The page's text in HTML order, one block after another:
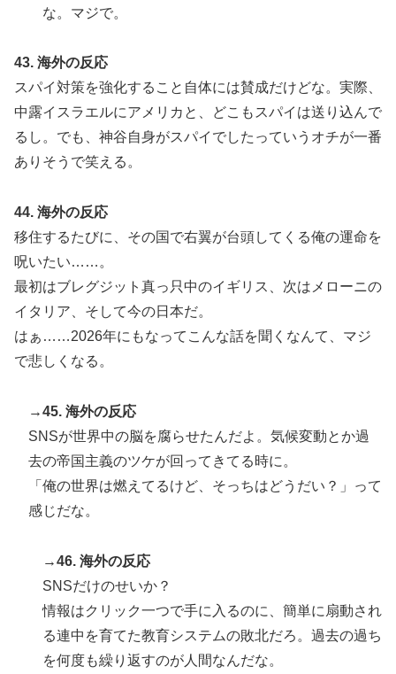
な。マジで。
43. 海外の反応
スパイ対策を強化すること自体には賛成だけどな。実際、
中露イスラエルにアメリカと、どこもスパイは送り込んで
るし。でも、神谷自身がスパイでしたっていうオチが一番
ありそうで笑える。
44. 海外の反応
移住するたびに、その国で右翼が台頭してくる俺の運命を
呪いたい……。
最初はブレグジット真っ只中のイギリス、次はメローニの
イタリア、そして今の日本だ。
はぁ……2026年にもなってこんな話を聞くなんて、マジ
で悲しくなる。
→45. 海外の反応
SNSが世界中の脳を腐らせたんだよ。気候変動とか過
去の帝国主義のツケが回ってきてる時に。
「俺の世界は燃えてるけど、そっちはどうだい？」って
感じだな。
→46. 海外の反応
SNSだけのせいか？
情報はクリック一つで手に入るのに、簡単に扇動され
る連中を育てた教育システムの敗北だろ。過去の過ち
を何度も繰り返すのが人間なんだな。